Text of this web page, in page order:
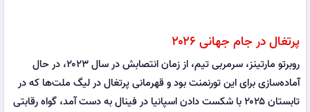
پرتغال در جام جهانی ۲۰۲۶
روبرتو مارتینز، سرمربی تیم، از زمان انتصابش در سال ۲۰۲۳، در حال
آماده‌سازی برای این تورنمنت بود و قهرمانی پرتغال در لیگ ملت‌ها که در
تابستان ۲۰۲۵ با شکست دادن اسپانیا در فینال به دست آمد، گواه رقابتی